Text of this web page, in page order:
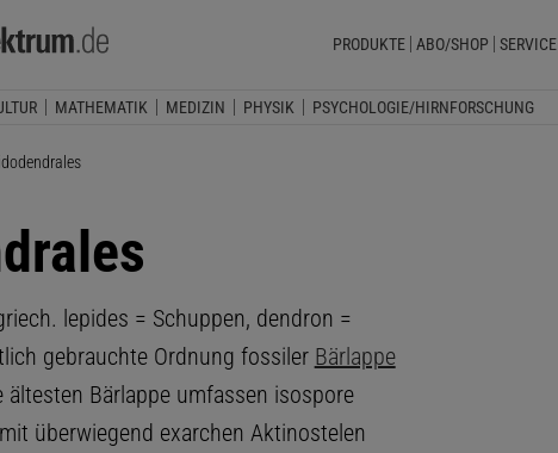
PRODUKTE ABO/SHOP SERVICE
MATHEMATIK MEDIZIN PHYSIK PSYCHOLOGIE/HIRNFORSCHUNG
lepides = Schuppen, dendron =
gebrauchte Ordnung fossiler Bärlappe
ältesten Bärlappe umfassen isospore
überwiegend exarchen Aktinostelen